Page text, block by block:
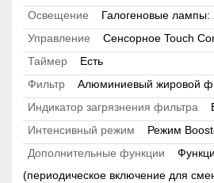
Освещение
Галогеновые лампы:
Управление
Сенсорное Touch
Таймер
Есть
Фильтр
Алюминиевый жировой
Индикатор загрязнения фильтра
Интенсивный режим
Режим
Дополнительные функции
(периодическое включение для